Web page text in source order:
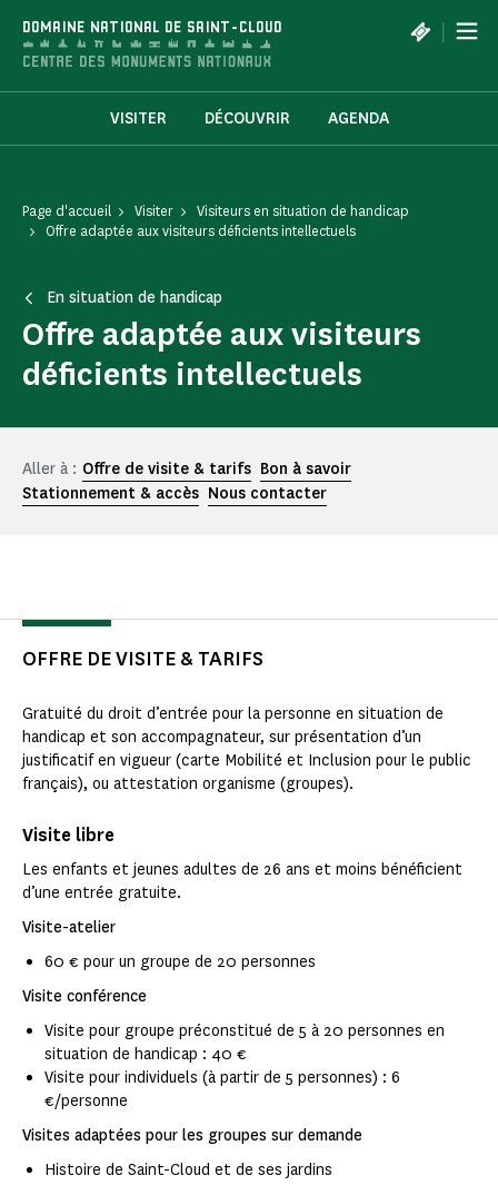
DOMAINE NATIONAL DE SAINT-CLOUD |
VISITER DÉCOUVRIR AGENDA
Page d'accueil Visiter
Visiteurs en situation de handicap
Offre adaptée aux visiteurs déficients intellectuels
En situation de handicap
Offre adaptée aux visiteurs
déficients intellectuels
Aller à : Offre de visite & tarifs Bon à savoir
Stationnement & accès Nous contacter
OFFRE DE VISITE & TARIFS
Gratuité du droit d’entrée pour la personne en situation de
handicap et son accompagnateur, sur présentation d’un
justificatif en vigueur (carte Mobilité et Inclusion pour le public
français), ou attestation organisme (groupes).
Visite libre
Les enfants et jeunes adultes de 26 ans et moins bénéficient
d’une entrée gratuite.
Visite-atelier
60 € pour un groupe de 20 personnes
Visite conférence
Visite pour groupe préconstitué de 5 à 20 personnes en
situation de handicap : 40 €
Visite pour individuels (à partir de 5 personnes) : 6
€/personne
Visites adaptées pour les groupes sur demande
Histoire de Saint-Cloud et de ses jardins